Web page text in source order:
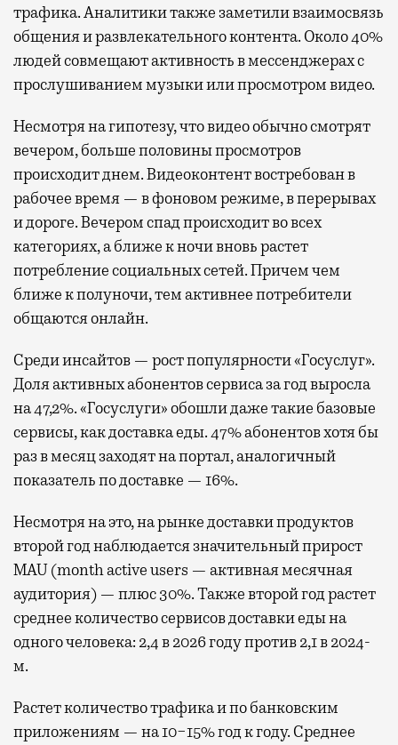
трафика. Аналитики также заметили взаимосвязь
общения и развлекательного контента. Около 40%
людей совмещают активность в мессенджерах с
прослушиванием музыки или просмотром видео.
Несмотря на гипотезу, что видео обычно смотрят
вечером, больше половины просмотров
происходит днем. Видеоконтент востребован в
рабочее время — в фоновом режиме, в перерывах
и дороге. Вечером спад происходит во всех
категориях, а ближе к ночи вновь растет
потребление социальных сетей. Причем чем
ближе к полуночи, тем активнее потребители
общаются онлайн.
Среди инсайтов — рост популярности «Госуслуг».
Доля активных абонентов сервиса за год выросла
на 47,2%. «Госуслуги» обошли даже такие базовые
сервисы, как доставка еды. 47% абонентов хотя бы
раз в месяц заходят на портал, аналогичный
показатель по доставке — 16%.
Несмотря на это, на рынке доставки продуктов
второй год наблюдается значительный прирост
MAU (month active users — активная месячная
аудитория) — плюс 30%. Также второй год растет
среднее количество сервисов доставки еды на
одного человека: 2,4 в 2026 году против 2,1 в 2024-
м.
Растет количество трафика и по банковским
приложениям — на 10−15% год к году. Среднее